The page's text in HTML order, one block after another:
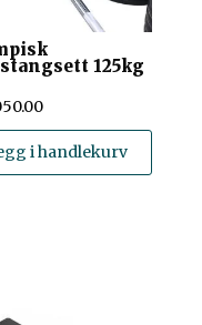
125kg
i handlekurv